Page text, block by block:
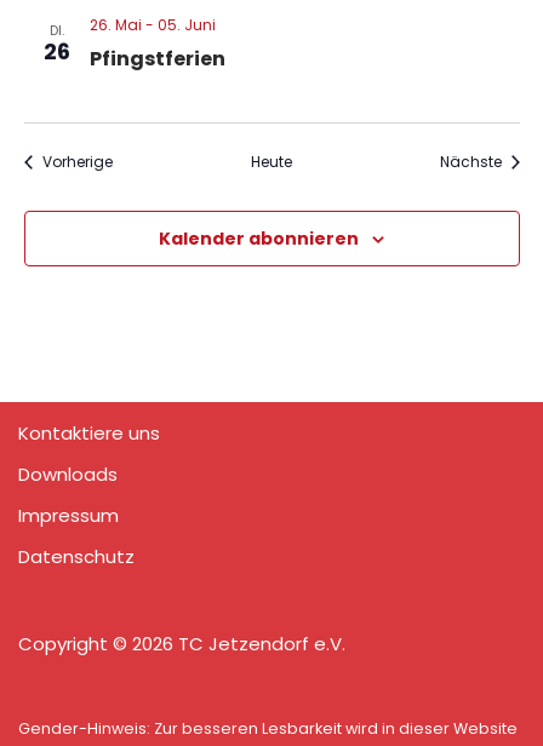
DI.
26 Pfingstferien
26. Mai - 05. Juni
VorherigeVeranstaltungen Heute Nächste
Kalender abonnieren
Kontaktiere uns
Downloads
Impressum
Datenschutz
Copyright © 2026 TC Jetzendorf e.V.
Gender-Hinweis: Zur besseren Lesbarkeit wird in dieser Website